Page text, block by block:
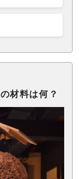
材料は何？